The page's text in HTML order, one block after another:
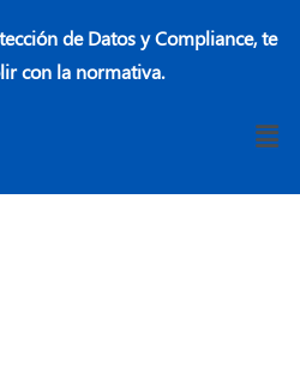
de Datos y Compliance, te
con la normativa.